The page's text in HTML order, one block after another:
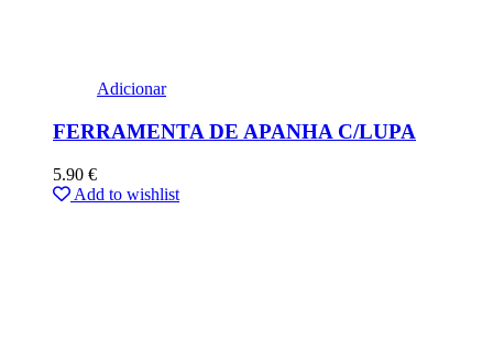
Adicionar
FERRAMENTA DE APANHA C/LUPA
5.90 €
Add to wishlist